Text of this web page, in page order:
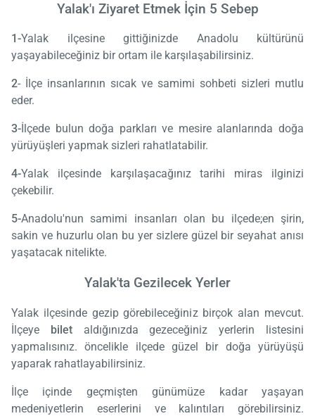
Yalak'ı Ziyaret Etmek İçin 5 Sebep
1-Yalak ilçesine gittiğinizde Anadolu kültürünü
yaşayabileceğiniz bir ortam ile karşılaşabilirsiniz.
2- İlçe insanlarının sıcak ve samimi sohbeti sizleri mutlu
eder.
3- İlçede bulun doğa parkları ve mesire alanlarında doğa
yürüyüşleri yapmak sizleri rahatlatabilir.
4-Yalak ilçesinde karşılaşacağınız tarihi miras ilginizi
çekebilir.
5-Anadolu'nun samimi insanları olan bu ilçede;en şirin,
sakin ve huzurlu olan bu yer sizlere güzel bir seyahat anısı
yaşatacak nitelikte.
Yalak'ta Gezilecek Yerler
Yalak ilçesinde gezip görebileceğiniz birçok alan mevcut.
İlçeye biletaldığınızda gezeceğiniz yerlerin listesini
yapmalısınız. öncelikle ilçede güzel bir doğa yürüyüşü
yaparak rahatlayabilirsiniz.
İlçe içinde geçmişten günümüze kadar yaşayan
medeniyetlerin eserlerini ve kalıntıları görebilirsiniz.